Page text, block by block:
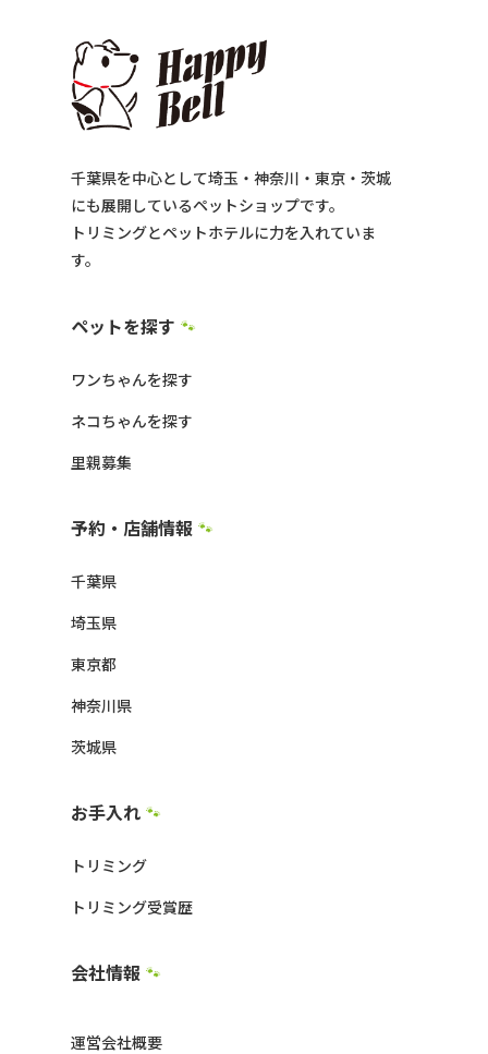
千葉県を中心として埼玉・神奈川・東京・茨城
にも展開しているペットショップです。
トリミングとペットホテルに力を入れていま
す。
ペットを探す 🐾
ワンちゃんを探す
ネコちゃんを探す
里親募集
予約・店舗情報 🐾
千葉県
埼玉県
東京都
神奈川県
茨城県
お手入れ 🐾
トリミング
トリミング受賞歴
会社情報 🐾
運営会社概要